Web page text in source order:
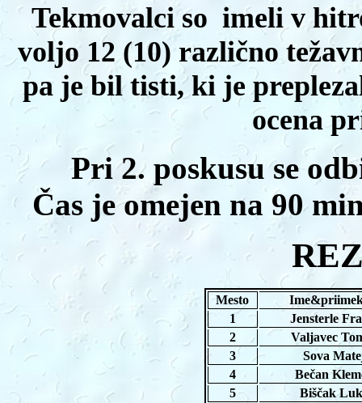
Tekmovalci so imeli v
voljo 12 (10) različno
pa jebiltisti, ki je
ocena
Pri 2. poskusu se
Čas je omejen na 90
Mesto
1
Jensterle
2
Valjavec
3
Sova
4
Bečan
5
Biščak